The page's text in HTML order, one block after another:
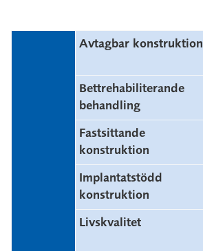
Avtagbar konstruktion
Bettrehabiliterande
behandling
Fastsittande
konstruktion
Implantatstödd
konstruktion
Livskvalitet